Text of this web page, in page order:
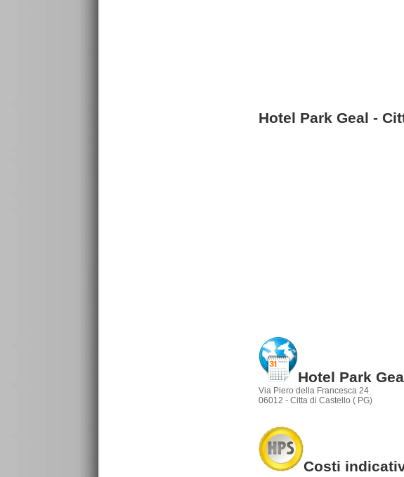
Hotel Park Geal -
Hotel Park
Via Piero della Francesca 24
06012 - Citta di Castello ( PG)
Costi